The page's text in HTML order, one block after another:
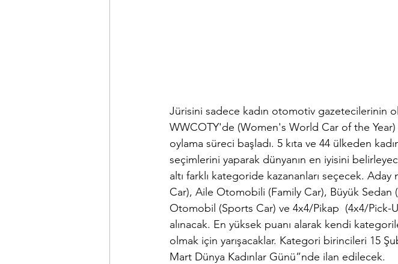
Jürisini sadece kadın otomotiv gazetecilerinin
WWCOTY'de (Women's World Car of the Year)
oylama süreci başladı. 5 kıta ve 44 ülkeden
seçimlerini yaparak dünyanın en iyisini
altı farklı kategoride kazananları seçecek.
Car), Aile Otomobili (Family Car), Büyük Sedan
Otomobil (Sports Car) ve 4x4/Pikap  (4x4/
alınacak. En yüksek puanı alarak kendi
olmak için yarışacaklar. Kategori birincileri 15
Mart Dünya Kadınlar Günü”nde ilan edilecek.